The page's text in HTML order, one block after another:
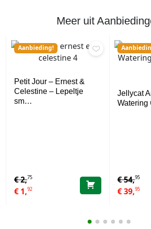
Meer uit
Aanbieding!
Petit Jour – Ernest &
Celestine – Lepeltje
sm…
€2,75
€ 1,92
Jellycat
Watering
€54,95
€39,95